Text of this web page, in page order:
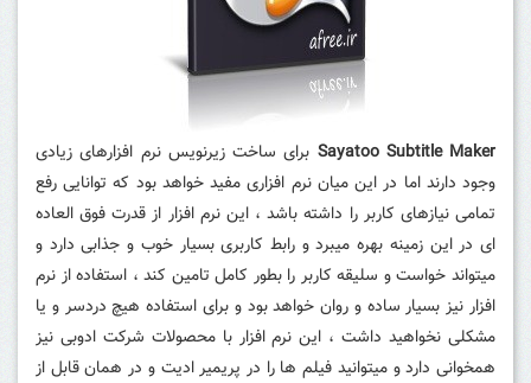
Sayatoo Subtitle Maker برای ساخت زیرنویس نرم افزارهای زیادی
وجود دارند اما در این میان نرم افزاری مفید خواهد بود که توانایی رفع
تمامی نیازهای کاربر را داشته باشد ، این نرم افزار از قدرت فوق العاده
ای در این زمینه بهره میبرد و رابط کاربری بسیار خوب و جذابی دارد و
میتواند خواست و سلیقه کاربر را بطور کامل تامین کند ، استفاده از نرم
افزار نیز بسیار ساده و روان خواهد بود و برای استفاده هیچ دردسر و یا
مشکلی نخواهید داشت ، این نرم افزار با محصولات شرکت ادوبی نیز
همخوانی دارد و میتوانید فیلم ها را در پریمیر ادیت و در همان قابل از